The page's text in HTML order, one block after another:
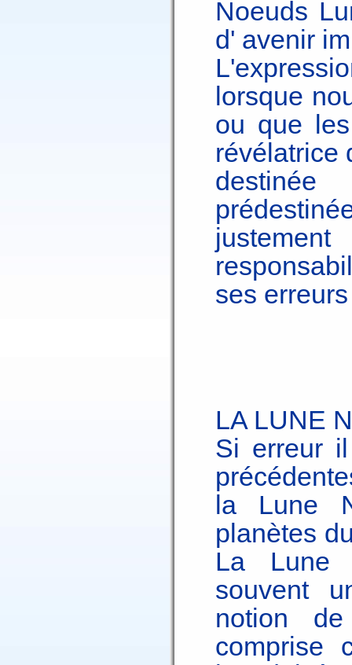
Noeuds
d' avenir
lorsque
ou que
révélatrice
ses
LA LUNE
Si erreur
la Lune
planètes
La Lune
souvent
notion
comprise